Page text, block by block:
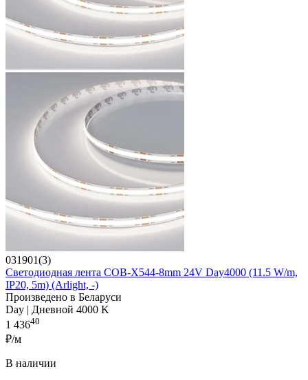
031901(3)
Светодиодная лента COB-X544-8mm 24V Day4000 (11.5 W/m,
IP20, 5m) (Arlight, -)
Произведено в Беларуси
Day | Дневной 4000 K
1 43640
₽/м
В наличии